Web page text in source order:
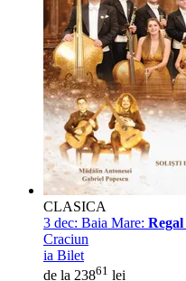
CLASICA
3 dec: Baia Mare:
Craciun
ia Bilet
de la 23861 lei